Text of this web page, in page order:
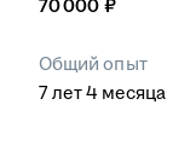
70 000 ₽
Общий опыт
7лет 4 месяца